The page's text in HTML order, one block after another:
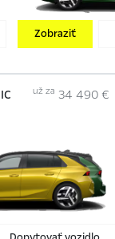
Zobraziť
už za 34 490 €